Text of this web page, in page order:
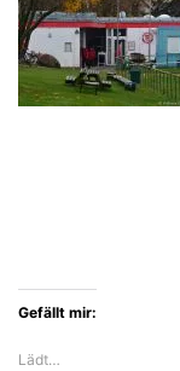
Gefällt mir:
Lädt…